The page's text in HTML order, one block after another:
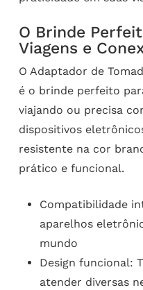
O Brinde
Viagens e
O Adaptador de
é o brinde perfeito
viajando ou precisa
dispositivos
resistente na cor
prático e funcional.
Compatibilidade
aparelhos
mundo
Design funcional:
atender diversas